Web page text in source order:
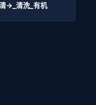
→_清洗_有机